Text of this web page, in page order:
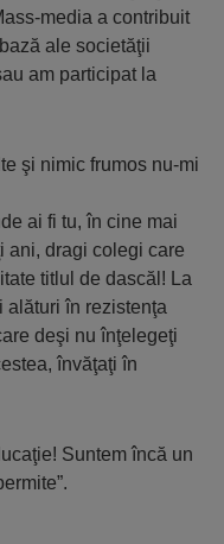
media a contribuit
ale societăţii
am participat la
şi nimic frumos nu-mi
ai fi tu, în cine mai
ani, dragi colegi care
titlul de dascăl! La
alături în rezistenţa
deşi nu înţelegeţi
învăţaţi în
Suntem încă un